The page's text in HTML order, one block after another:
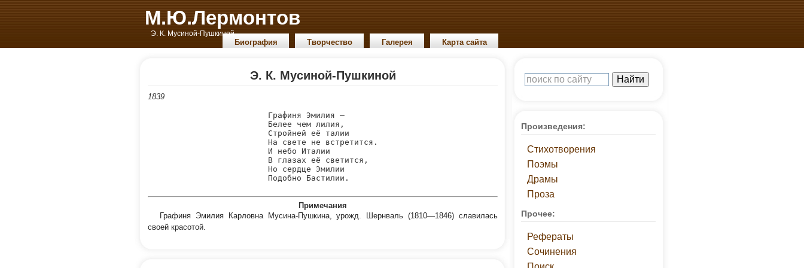
М.Ю.Лермонтов
Э. К. Мусиной-Пушкиной.
Биография Творчество Галерея Карта сайта
Э. К. Мусиной-Пушкиной
1839
Графиня Эмилия —
Белее чем лилия,
Стройней её талии
На свете не встретится.
И небо Италии
В глазах её светится,
Но сердце Эмилии
Примечания
Графиня Эмилия Карловна Мусина-Пушкина, урожд. Шернваль (1810—1846) славилась
своей красотой.
Произведения:
Стихотворения
Поэмы
Драмы
Проза
Прочее:
Рефераты
Сочинения